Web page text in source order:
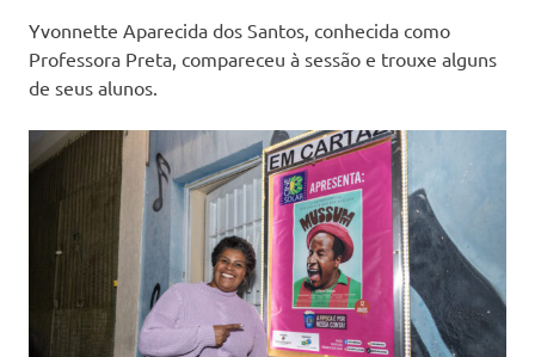
Yvonnette Aparecida dos Santos, conhecida como
Professora Preta, compareceu à sessão e trouxe alguns
de seus alunos.